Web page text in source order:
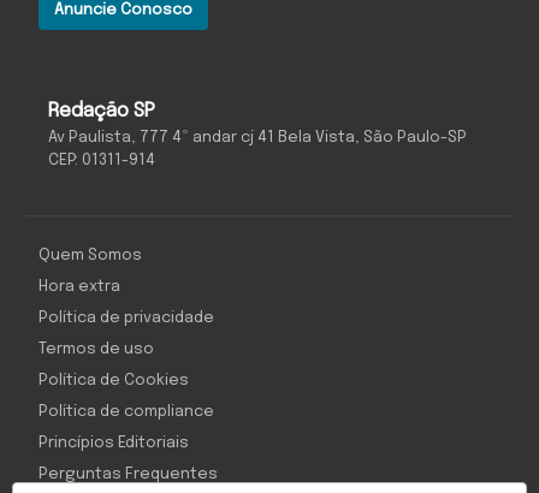
Redação SP
Av Paulista, 777 4º andar cj 41 Bela Vista, São Paulo-SP
CEP: 01311-914
Anuncie Conosco
Quem Somos
Hora extra
Política de privacidade
Termos de uso
Política de Cookies
Política de compliance
Princípios Editoriais
Perguntas Frequentes